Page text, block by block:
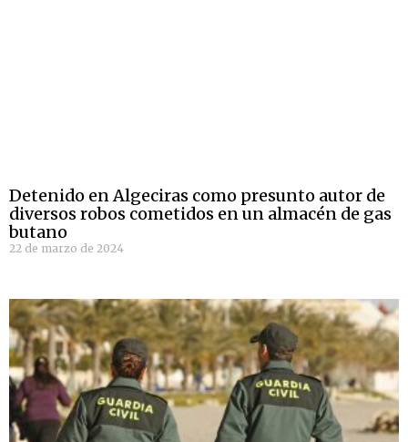
Detenido en Algeciras como presunto autor de
diversos robos cometidos en un almacén de gas
butano
22 de marzo de 2024